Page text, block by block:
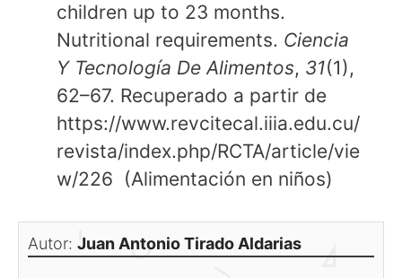
children up to 23 months.
Nutritional requirements. Ciencia
Y Tecnología De Alimentos, 31(1),
62–67. Recuperado a partir de
https://www.revcitecal.iiia.edu.cu/
revista/index.php/RCTA/article/vie
w/226 (Alimentación en niños)
Autor: Juan Antonio Tirado Aldarias